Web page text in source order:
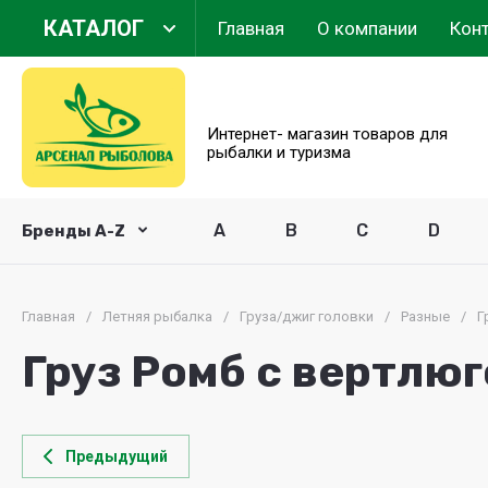
КАТАЛОГ Главная О компании
Интернет- магазин товаров для
рыбалки и туризма
Бренды A-Z A B C D
Главная / Летняя рыбалка / Груза/джиг головки / Разные /
Груз Ромб с
Предыдущий